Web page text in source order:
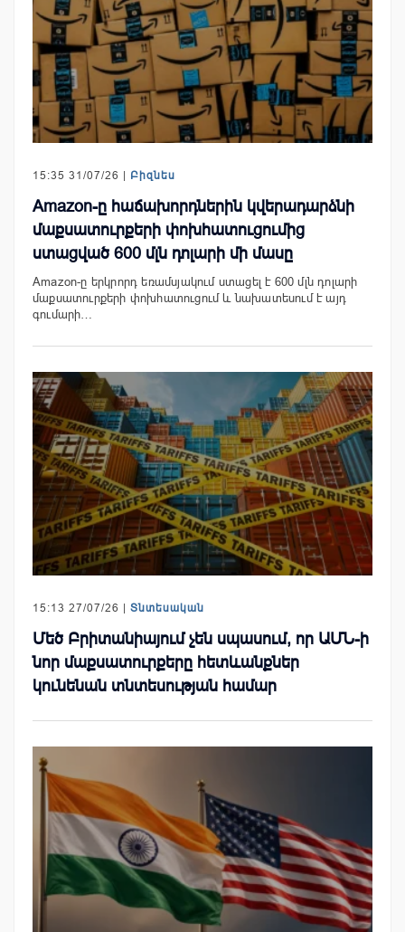
15:35 31/07/26 | Բիզնես
Amazon-ը հաճախորդներին կվերադարձնի
մաքսատուրքերի փոխհատուցումից
ստացված 600 մլն դոլարի մի մասը
Amazon-ը երկրորդ եռամսյակում ստացել է 600 մլն դոլարի
մաքսատուրքերի փոխհատուցում և նախատեսում է այդ
գումարի…
15:13 27/07/26 | Տնտեսական
Մեծ Բրիտանիայում չեն սպասում, որ ԱՄՆ-ի
նոր մաքսատուրքերը հետևանքներ
կունենան տնտեսության համար